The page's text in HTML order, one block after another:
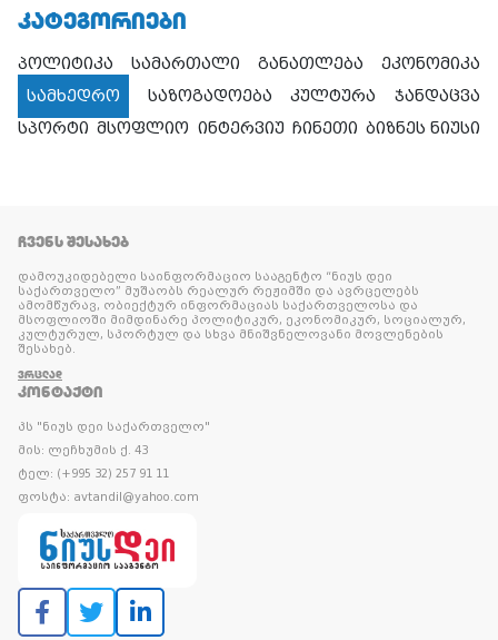
ᲙᲐᲢᲔᲒᲝᲠᲘᲔᲑᲘ
პოლიტიკა სამართალი განათლება
ეკონომიკა
სამხედრო
საზოგადოება კულტურა
ჯანდაცვა
სპორტი მსოფლიო ინტერვიუ ჩინეთი ბიზნეს ნიუსი
ᲩᲕᲔᲜᲡ ᲨᲔᲡᲐᲮᲔᲑ
დამოუკიდებელი საინფორმაციო სააგენტო “ნიუს დეი
საქართველო” მუშაობს რეალურ რეჟიმში და ავრცელებს
ამომწურავ, ობიექტურ ინფორმაციას საქართველოსა და
მსოფლიოში მიმდინარე პოლიტიკურ, ეკონომიკურ, სოციალურ,
კულტურულ, სპორტულ და სხვა მნიშვნელოვანი მოვლენების
შესახებ.
ᲕᲠᲪᲚᲐᲓ
ᲙᲝᲜᲢᲐᲥᲢᲘ
პს "ნიუს დეი საქართველო"
მის: ლეჩხუმის ქ. 43
ტელ: (+995 32) 257 91 11
ფოსტა: avtandil@yahoo.com